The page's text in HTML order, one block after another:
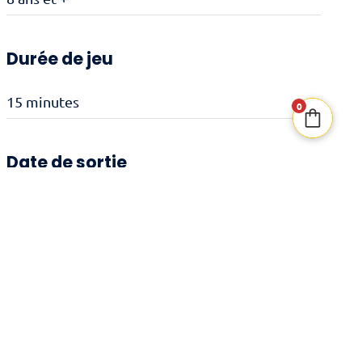
Durée de jeu
15 minutes
Date de sortie
0